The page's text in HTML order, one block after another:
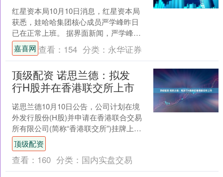
红星资本局10月10日消息，红星资本局
获悉，娃哈哈集团核心成员严学峰昨日
已在正常上班。 据界面新闻，严学峰已
于10月5日被解除立案审查，目前已经回
到宏胜集团正常....
嘉喜网 查看： 154 分类： 永华证券
顶级配资 诺思兰德：拟发
行H股并在香港联交所上市
诺思兰德10月10日公告，公司计划在境
外发行股份(H股)并申请在香港联合交易
所有限公司(简称“香港联交所”)挂牌上
市。目前，公司计划与相关中介机构商
讨本次H股发....
顶级配资
查看： 160 分类： 国内实盘交易